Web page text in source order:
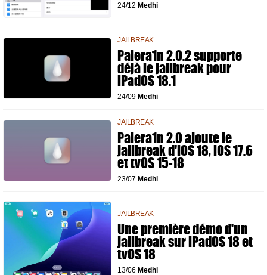
24/12 Medhi
JAILBREAK
Palera1n 2.0.2 supporte
déjà le jailbreak pour
iPadOS 18.1
24/09 Medhi
JAILBREAK
Palera1n 2.0 ajoute le
jailbreak d'iOS 18, iOS 17.6
et tvOS 15-18
23/07 Medhi
JAILBREAK
Une première démo d'un
jailbreak sur iPadOS 18 et
tvOS 18
13/06 Medhi